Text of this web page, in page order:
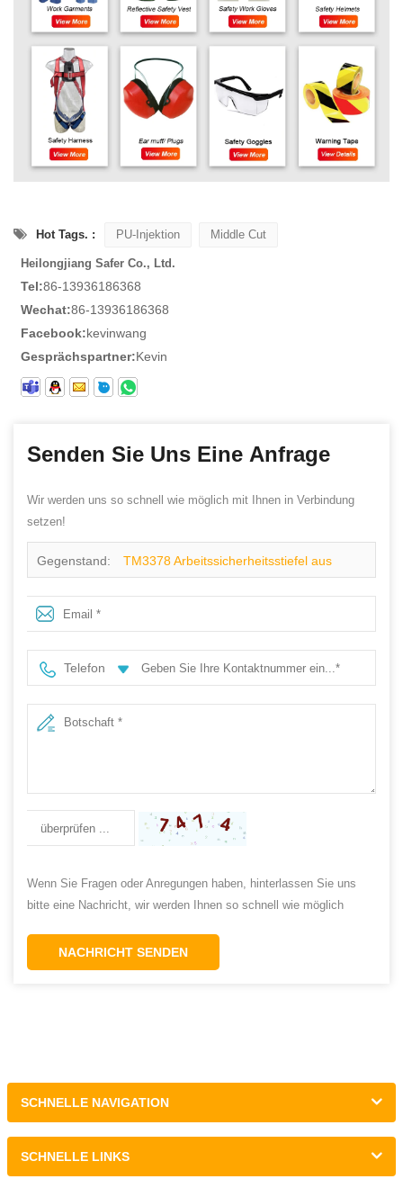
Hot Tags. : PU-Injektion Middle Cut
Heilongjiang Safer Co., Ltd.
Tel:86-13936186368
Wechat:86-13936186368
Facebook:kevinwang
Gesprächspartner:Kevin
Senden Sie Uns Eine Anfrage
Wir werden uns so schnell wie möglich mit Ihnen in Verbindung
setzen!
Gegenstand: TM3378 Arbeitssicherheitsstiefel aus
schwarzem Leder mit Stahlkappe und Pannenschutz.
Rutschfest
Telefon
Wenn Sie Fragen oder Anregungen haben, hinterlassen Sie uns
bitte eine Nachricht, wir werden Ihnen so schnell wie möglich
NACHRICHT SENDEN
SCHNELLE NAVIGATION
SCHNELLE LINKS